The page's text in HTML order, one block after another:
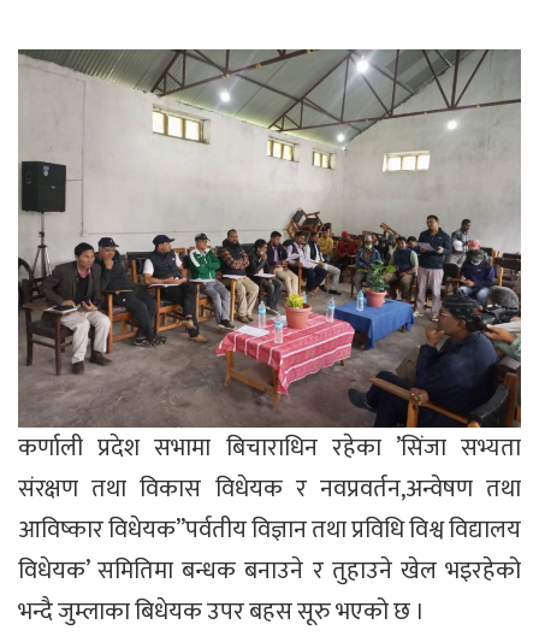
कर्णाली प्रदेश सभामा बिचाराधिन रहेका ’सिंजा सभ्यता
संरक्षण तथा विकास विधेयक र नवप्रवर्तन,अन्वेषण तथा
आविष्कार विधेयक’’पर्वतीय विज्ञान तथा प्रविधि विश्व विद्यालय
विधेयक’ समितिमा बन्धक बनाउने र तुहाउने खेल भइरहेको
भन्दै जुम्लाका बिधेयक उपर बहस सूरु भएको छ ।